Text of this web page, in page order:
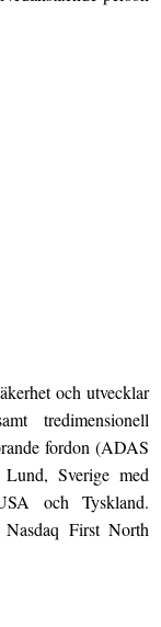
och utvecklar
tredimensionell
fordon (ADAS
Sverige med
och Tyskland.
First North